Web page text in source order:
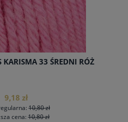
BABY MERINO 36
13,69 zł
16,10 zł
cena: 13,69 zł